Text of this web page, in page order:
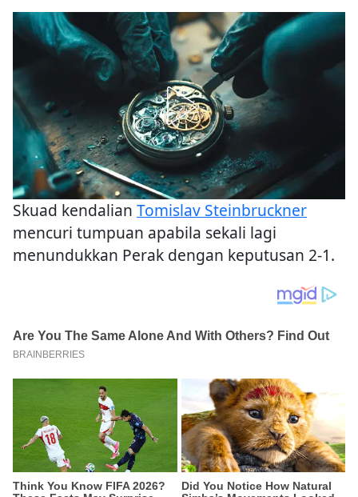
Skuad kendalian Tomislav Steinbruckner
mencuri tumpuan apabila sekali lagi
menundukkan Perak dengan keputusan 2-1.